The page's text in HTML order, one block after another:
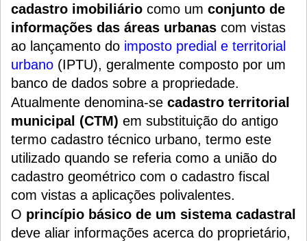
cadastro imobiliário como um conjunto de
informações das áreas urbanas com vistas
ao lançamento do imposto predial e territorial
urbano (IPTU), geralmente composto por um
banco de dados sobre a propriedade.
Atualmente denomina-se cadastro territorial
municipal (CTM) em substituição do antigo
termo cadastro técnico urbano, termo este
utilizado quando se referia como a união do
cadastro geométrico com o cadastro fiscal
com vistas a aplicações polivalentes.
O princípio básico de um sistema cadastral
deve aliar informações acerca do proprietário,